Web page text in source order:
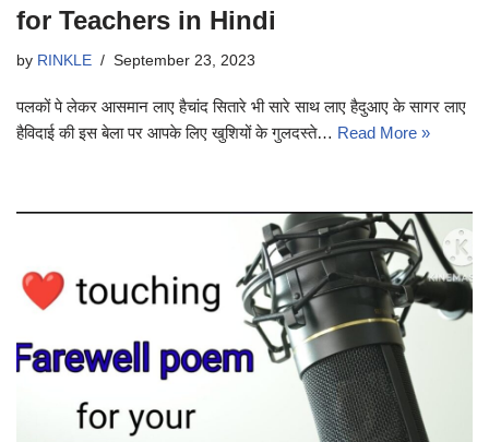
for Teachers in Hindi
by RINKLE September 23, 2023
पलकों पे लेकर आसमान लाए हैचांद सितारे भी सारे साथ लाए हैदुआए के सागर लाए
हैविदाई की इस बेला पर आपके लिए खुशियों के गुलदस्ते… Read More »